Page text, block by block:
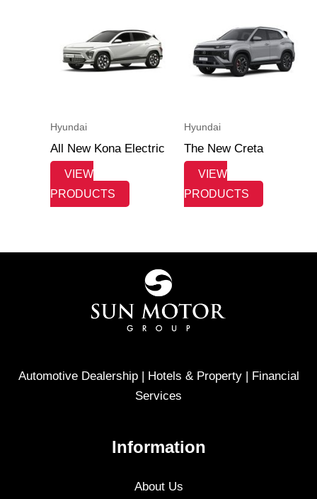
Hyundai
All New Kona Electric
VIEW
PRODUCTS
Hyundai
The New Creta
VIEW
PRODUCTS
Automotive Dealership | Hotels & Property | Financial
Services
Information
About Us